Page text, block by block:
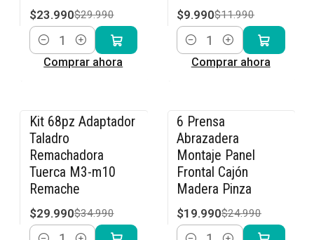
$23.990$29.990
Cantidad
Comprar ahora
$9.990$11.990
Cantidad
Comprar ahora
-14% OFF
Kit 68pz Adaptador
Taladro
Remachadora
Tuerca M3-m10
Remache
$29.990$34.990
-20% OFF
6 Prensa
Abrazadera
Montaje Panel
Frontal Cajón
Madera Pinza
$19.990$24.990